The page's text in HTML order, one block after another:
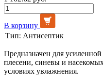
В корзину
Тип: Антисептик
Предназначен для
плесени, синевы и
условиях увлажнения.